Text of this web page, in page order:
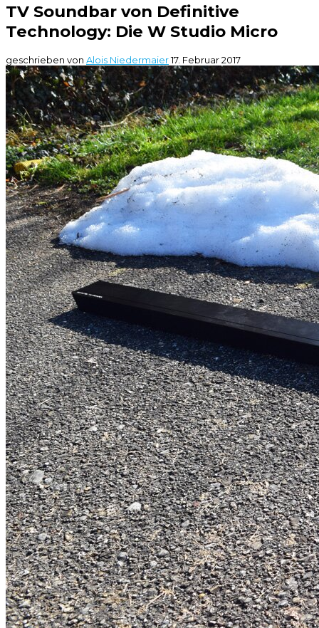
TV Soundbar von Definitive
Technology: Die W Studio Micro
geschrieben von Alois Niedermaier17. Februar 2017